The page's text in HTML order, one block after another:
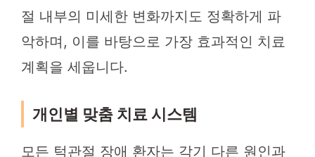
절 내부의 미세한 변화까지도 정확하게 파
악하며, 이를 바탕으로 가장 효과적인 치료
계획을 세웁니다.
개인별 맞춤 치료 시스템
모든 턱관절 장애 환자는 각기 다른 원인과